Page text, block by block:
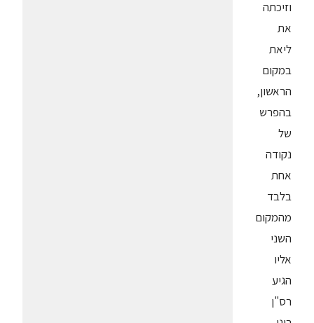
וזיכתה
את
ליאת
במקום
הראשון,
בהפרש
של
נקודה
אחת
בלבד
מהמקום
השני
אליו
הגיע
רס"ן